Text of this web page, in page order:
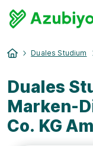
Duales Studium
Duales
Marken-
Co. KG